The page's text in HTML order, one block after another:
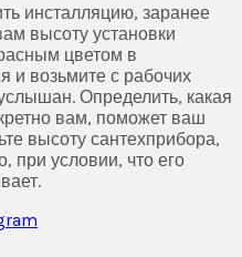
инсталляцию, заранее
высоту установки
цветом в
и возьмите с рабочих
Определить, какая
вам, поможет ваш
высоту сантехприбора,
при условии, что его